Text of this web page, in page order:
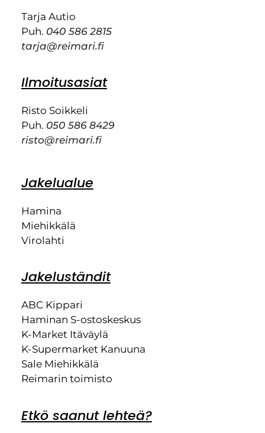
Tarja Autio
Puh. 040 586 2815
tarja@reimari.fi
Ilmoitusasiat
Risto Soikkeli
Puh. 050 586 8429
risto@reimari.fi
Jakelualue
Hamina
Miehikkälä
Virolahti
Jakeluständit
ABC Kippari
Haminan S-ostoskeskus
K-Market Itäväylä
K-Supermarket Kanuuna
Sale Miehikkälä
Reimarin toimisto
Etkö saanut lehteä?